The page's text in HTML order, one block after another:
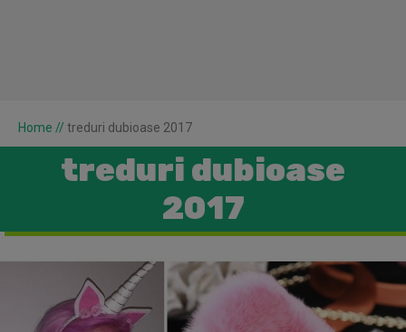
Home // treduri dubioase 2017
treduri dubioase
2017